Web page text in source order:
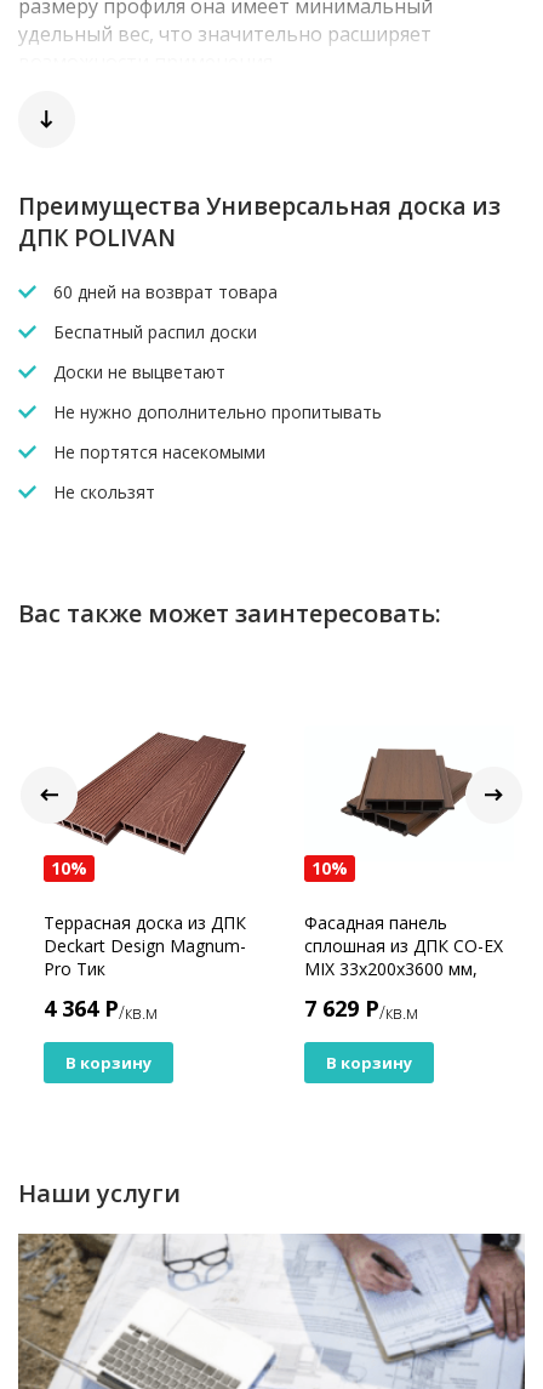
размеру профиля она имеет минимальный
удельный вес, что значительно расширяет
Универсальная доска – двусторонняя, что
позволяет широко использовать ее в экстерьере и
воплощать в жизнь самые смелые дизайнерские
решения.
Преимущества Универсальная доска из
ДПК POLIVAN
60 дней на возврат товара
Беспатный распил доски
Доски не выцветают
Не нужно дополнительно пропитывать
Не портятся насекомыми
Не скользят
Вас также может заинтересовать:
10%
Террасная доска из ДПК
Deckart Design Magnum-
Pro Тик
4 364 Р/кв.м
В корзину
10%
Фасадная панель
сплошная из ДПК CO-EX
MIX 33х200х3600 мм,
7 629 Р/кв.м
В корзину
Наши услуги